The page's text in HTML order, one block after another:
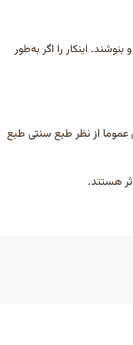
چای‌خوری دارچین مخلوط کنند و بنوشند. اینکار را اگر به‌طور
عموما از نظر طبع سنتی طبع
هستند.